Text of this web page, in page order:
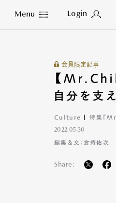
Menu Login
Close
会員限定記事
【
自分を支
Culture 特集『
2022.05.30
編集＆文：倉持佑次
Share: